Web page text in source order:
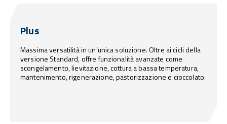
Plus
Massima versatilità in un’unica soluzione. Oltre ai cicli della
versione Standard, offre funzionalità avanzate come
scongelamento, lievitazione, cottura a bassa temperatura,
mantenimento, rigenerazione, pastorizzazione e cioccolato.